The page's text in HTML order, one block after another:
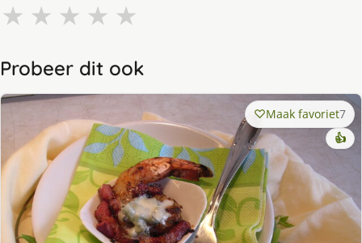
★ ★ ★ ★ ★
Probeer dit ook
Maak favoriet7
👍